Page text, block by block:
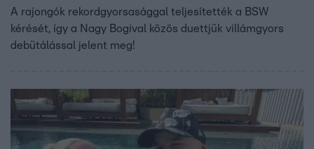
A rajongók rekordgyorsasággal teljesítették a BSW
kérését, így a Nagy Bogival közös duettjük villámgyors
debütálással jelent meg!